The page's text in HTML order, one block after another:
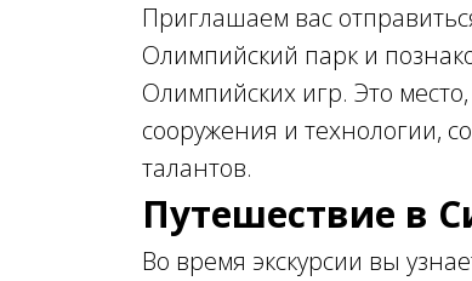
Приглашаем вас
Олимпийский парк и
Олимпийских игр. Это
сооружения и технологии,
талантов.
Путешествие в
Во время экскурсии вы